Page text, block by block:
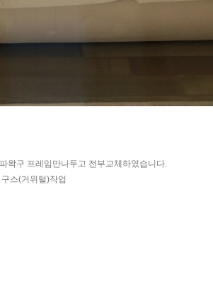
왁구 프레임만나두고 전부교체하였습니다.
스(거위털)작업